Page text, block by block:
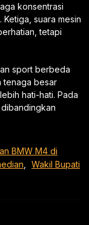
konsentrasi
suara mesin
tetapi
sport berbeda
tenaga besar
hati-hati. Pada
BMW M4 di
Wakil Bupati